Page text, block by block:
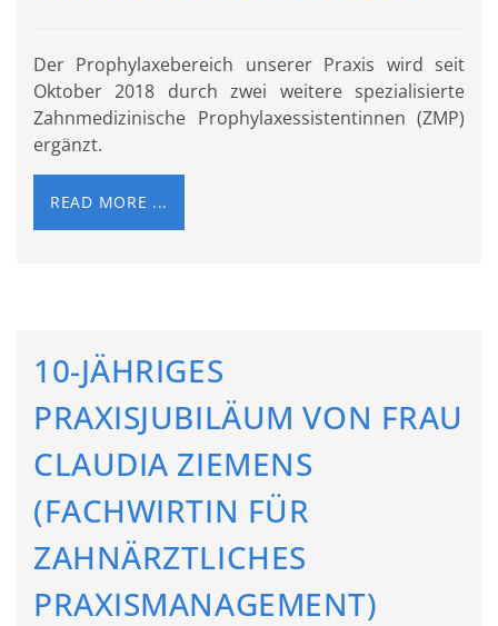
Der Prophylaxebereich unserer Praxis wird seit
Oktober 2018 durch zwei weitere spezialisierte
Zahnmedizinische Prophylaxessistentinnen (ZMP)
ergänzt.
READ MORE ...
10-JÄHRIGES
PRAXISJUBILÄUM VON FRAU
CLAUDIA ZIEMENS
(FACHWIRTIN FÜR
ZAHNÄRZTLICHES
PRAXISMANAGEMENT)